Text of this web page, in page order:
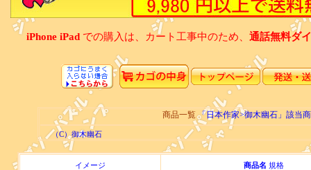
iPhone iPad での購入は、カート工事中のため、 通話無料ダ
商品一覧「日本作家>御木幽石」該
（C）御木幽石
イメージ 商品名 規格